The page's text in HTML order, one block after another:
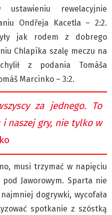
rewelacyjnie
Ondřeja Kacetla – 2:2.
jak rodem z dobrego
Chlapíka szalę meczu na
z podania Tomáša
Marcinko – 3:2.
za jednego. To
i naszej gry, nie tylko w
musi trzymać w napięciu
Jaworowym. Sparta nie
dogrywki, wycofała
spotkanie z szóstką